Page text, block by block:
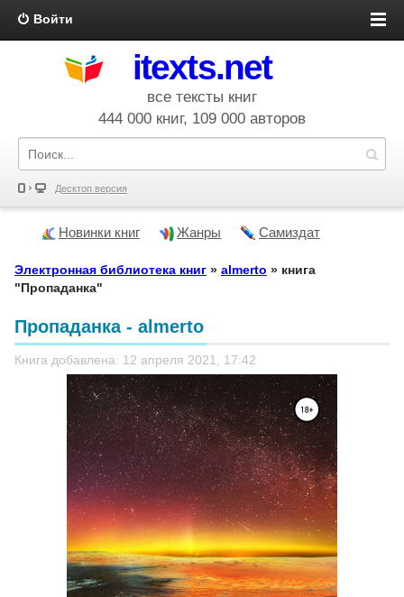
Войти
itexts.net
все тексты книг
444 000 книг, 109 000 авторов
Десктоп версия
Новинки книг Жанры Самиздат
Электронная библиотека книг » almerto » книга
"Пропаданка"
Пропаданка - almerto
Книга добавлена: 12 апреля 2021, 17:42